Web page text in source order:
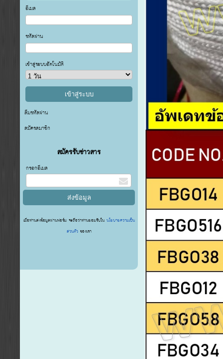
อีเมล
รหัสผ่าน
เข้าสู่ระบบอัตโนมัติ
ลืมรหัสผ่าน
สมัครสมาชิก
สมัครรับข่าวสาร
กรอกอีเมล
เมื่อท่านส่งข้อมูลผ่านฟอร์ม จะถือว่าท่านยอมรับในนโยบายความเป็น
ส่วนตัว ของเรา